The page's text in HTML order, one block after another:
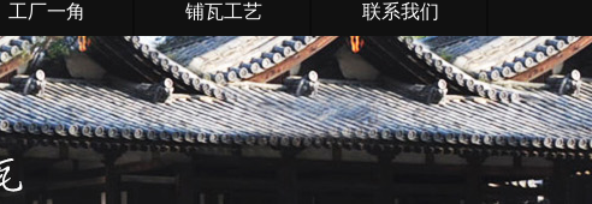
工厂一角 铺瓦工艺 联系我们